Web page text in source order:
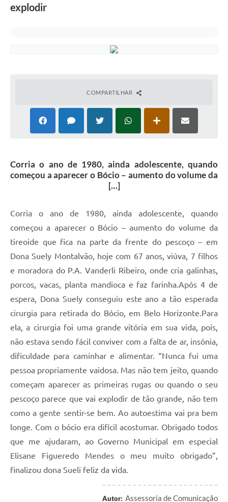
explodir
COMPARTILHAR
Corria o ano de 1980, ainda adolescente, quando
começou a aparecer o Bócio – aumento do volume da
[…]
Corria o ano de 1980, ainda adolescente, quando
começou a aparecer o Bócio – aumento do volume da
tireoide que fica na parte da frente do pescoço – em
Dona Suely Montalvão, hoje com 67 anos, viúva, 7 filhos
e moradora do P.A. Vanderli Ribeiro, onde cria galinhas,
porcos, vacas, planta mandioca e faz farinha.Após 4 de
espera, Dona Suely conseguiu este ano a tão esperada
cirurgia para retirada do Bócio, em Belo Horizonte.Para
ela, a cirurgia foi uma grande vitória em sua vida, pois,
não estava sendo fácil conviver com a falta de ar, insônia,
dificuldade para caminhar e alimentar. “Nunca fui uma
pessoa propriamente vaidosa. Mas não tem jeito, quando
começam aparecer as primeiras rugas ou quando o seu
pescoço parece que vai explodir de tão grande, não tem
como a gente sentir-se bem. Ao autoestima vai pra bem
longe. Com o bócio era difícil acostumar. Obrigado todos
que me ajudaram, ao Governo Municipal em especial
Elisane Figueredo Mendes o meu muito obrigado”,
finalizou dona Sueli feliz da vida.
Autor: Assessoria de Comunicação